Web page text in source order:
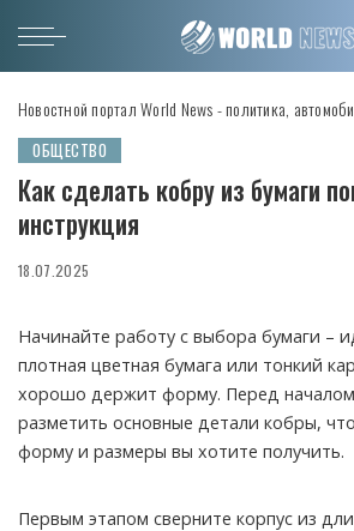
Новостной портал World News - политика,
ОБЩЕСТВО
Как сделать кобру из бумаги
инструкция
18.07.2025
Начинайте работу с выбора бумаги –
плотная цветная бумага или тонкий
хорошо держит форму. Перед началом
разметить основные детали кобры,
форму и размеры вы хотите получить.
Первым этапом сверните корпус из